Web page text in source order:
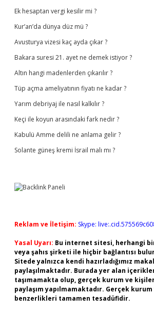
Ek hesaptan vergi kesilir mi ?
Kur’an’da dünya düz mü ?
Avusturya vizesi kaç ayda çıkar ?
Bakara suresi 21. ayet ne demek istiyor ?
Altın hangi madenlerden çıkarılır ?
Tüp açma ameliyatının fiyatı ne kadar ?
Yarım debriyaj ile nasıl kalkılır ?
Keçi ile koyun arasındaki fark nedir ?
Kabulü Amme delili ne anlama gelir ?
Solante güneş kremi İsrail malı mı ?
Reklam ve İletişim: Skype:
Yasal Uyarı: Bu internet sitesi, herhangi
veya şahıs şirketi ile hiçbir bağlantısı
Sitede yalnızca kendi hazırladığımız
paylaşılmaktadır. Burada yer alan
taşımamakta olup, gerçek kurum ve
paylaşım yapılmamaktadır. Gerçek
benzerlikleri tamamen tesadüfidir.